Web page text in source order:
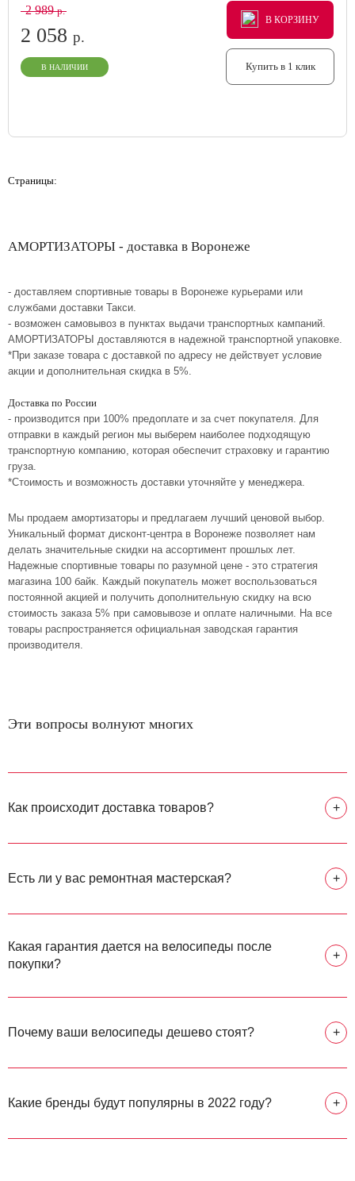
2 989р.
2 058 р.
В НАЛИЧИИ
В КОРЗИНУ
В КОРЗИНУ
В КОРЗИНУ
Купить в 1 клик
Страницы:
АМОРТИЗАТОРЫ - доставка в Воронеже
- доставляем спортивные товары в Воронеже курьерами или
службами доставки Такси.
- возможен самовывоз в пунктах выдачи транспортных кампаний.
АМОРТИЗАТОРЫ доставляются в надежной транспортной упаковке.
*При заказе товара с доставкой по адресу не действует условие
акции и дополнительная скидка в 5%.
Доставка по России
- производится при 100% предоплате и за счет покупателя. Для
отправки в каждый регион мы выберем наиболее подходящую
транспортную компанию, которая обеспечит страховку и гарантию
груза.
*Стоимость и возможность доставки уточняйте у менеджера.
Мы продаем амортизаторы и предлагаем лучший ценовой выбор.
Уникальный формат дисконт-центра в Воронеже позволяет нам
делать значительные скидки на ассортимент прошлых лет.
Надежные спортивные товары по разумной цене - это стратегия
магазина 100 байк. Каждый покупатель может воспользоваться
постоянной акцией и получить дополнительную скидку на всю
стоимость заказа 5% при самовывозе и оплате наличными. На все
товары распространяется официальная заводская гарантия
производителя.
Эти вопросы волнуют многих
Как происходит доставка товаров? +
Есть ли у вас ремонтная мастерская? +
Какая гарантия дается на велосипеды после
покупки?
+
Почему ваши велосипеды дешево стоят? +
Какие бренды будут популярны в 2022 году? +